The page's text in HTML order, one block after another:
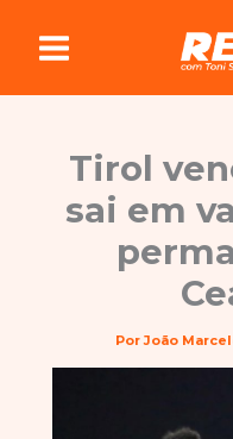
conteúdo
Tirol
sai em
PorJoão